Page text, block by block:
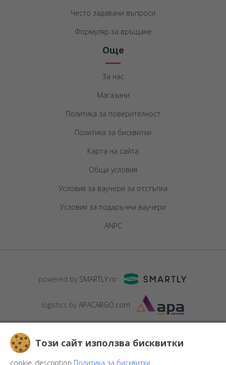
Често задавани въпроси
Формуляр за връщане
Още
За нас
Магазини
Политика за поверителност
Политика за бисквитки
Карта на сайта
Общи условия
Условия за ваучери за отстъпка
Условия за подаръчни ваучери
ANPC
powered by SMARTLY.ro
logistics by APACARGO.com
Този сайт използва бисквитки
cookie_description Политика за бисквитки